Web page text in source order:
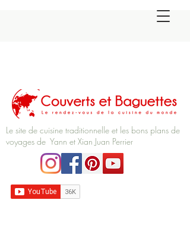
Le site de cuisine traditionnelle et les bons plans de
voyages de Yann et Xian Juan Perrier